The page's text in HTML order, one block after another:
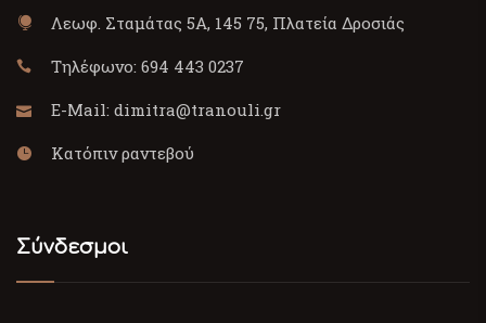
Λεωφ. Σταμάτας 5Α, 145 75, Πλατεία Δροσιάς
Τηλέφωνο: 694 443 0237
E-Mail: dimitra@tranouli.gr
Κατόπιν ραντεβού
Σύνδεσμοι